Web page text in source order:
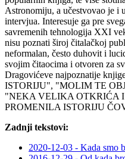
Astronomiju, a učestvovao je
intervjua. Interesuje ga pre
savremenih tehnologija XXI
nisu poznati široj čitalačkoj
neformalan, često duhovit i
svojim čitaocima i otvoren za
Dragovićeve najpoznatije
ISTORIJU", "MOLIM TE
"NEKA VELIKA OTKRIĆA
PROMENILA ISTORIJU
Zadnji tekstovi:
2020-12-03 - Kada smo